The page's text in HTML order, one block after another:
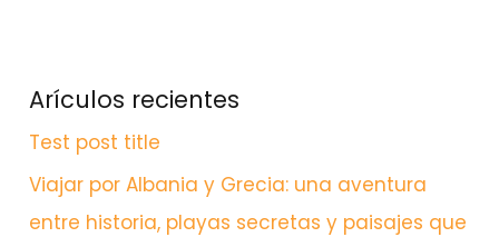
Arículos recientes
Test post title
Viajar por Albania y Grecia: una aventura
entre historia, playas secretas y paisajes que